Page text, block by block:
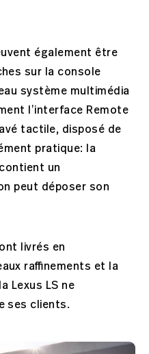
également être
sur la console
système multimédia
l’interface Remote
tactile, disposé de
pratique: la
un
peut déposer son
livrés en
raffinements et la
Lexus LS ne
ses clients.